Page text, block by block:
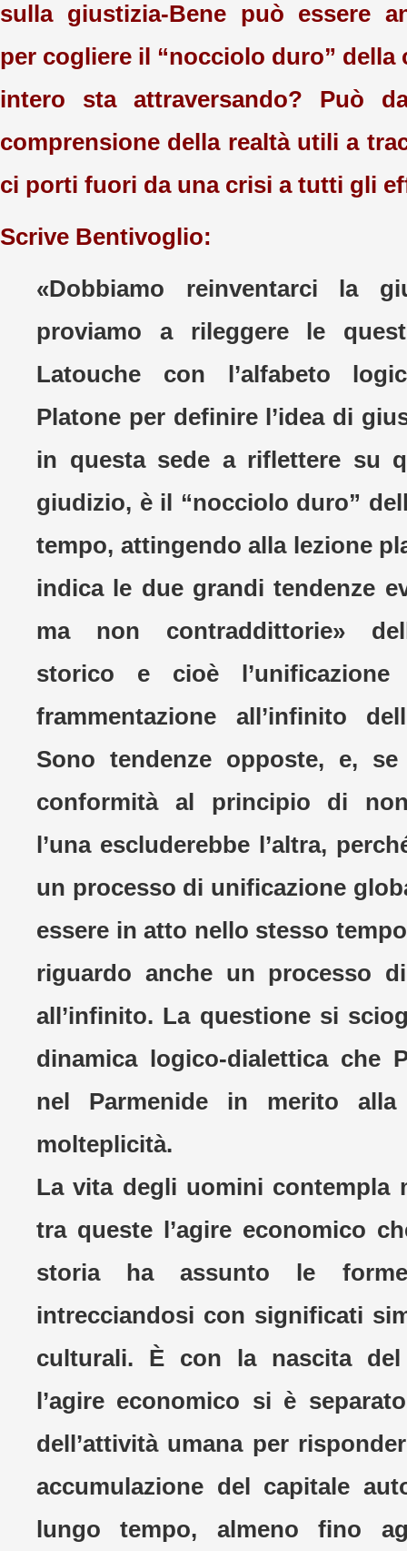
sulla giustizia-Bene può essere
per cogliere il “nocciolo duro” della
intero sta attraversando? Può
comprensione della realtà utili a
ci porti fuori da una crisi a tutti gli
Scrive Bentivoglio:
«Dobbiamo reinventarci la
proviamo a rileggere le
Latouche con l’alfabeto
Platone per definire l’idea di
in questa sede a riflettere su
giudizio, è il “nocciolo duro”
tempo, attingendo alla lezione
indica le due grandi tendenze
ma non contraddittorie»
storico e cioè
frammentazione all’infinito
Sono tendenze opposte, e,
conformità al principio di
l’una escluderebbe l’altra,
un processo di unificazione
essere in atto nello stesso
riguardo anche un processo
all’infinito. La questione si
dinamica logico-dialettica che
nel Parmenide in merito alla
molteplicità.
La vita degli uomini contempla
tra queste l’agire economico
storia ha assunto le
intrecciandosi con significati
culturali. È con la nascita del
l’agire economico si è
dell’attività umana per
accumulazione del capitale
lungo tempo, almeno fino